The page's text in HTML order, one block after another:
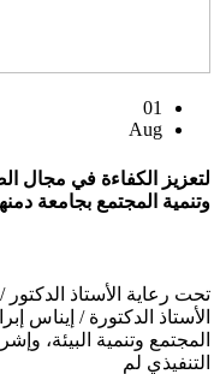
01
Aug
لتعزيز الكفاءة في مجال
وتنمية المجتمع بجامعة
الأستاذ الدكتورة / إيناس
المجتمع وتنمية البيئة،
التنفيذي لم